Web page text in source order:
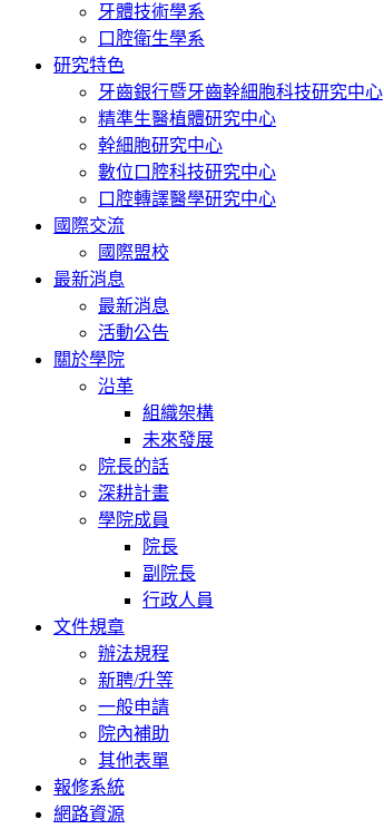
牙體技術學系
口腔衛生學系
研究特色
牙齒銀行暨牙齒幹細胞科技研究中心
精準生醫植體研究中心
幹細胞研究中心
數位口腔科技研究中心
口腔轉譯醫學研究中心
國際交流
國際盟校
最新消息
最新消息
活動公告
關於學院
沿革
組織架構
未來發展
院長的話
深耕計畫
學院成員
院長
副院長
行政人員
文件規章
辦法規程
新聘/升等
一般申請
院內補助
其他表單
報修系統
網路資源